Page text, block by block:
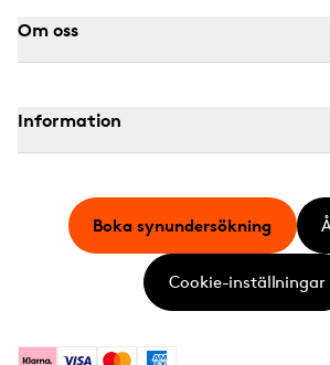
Om oss
Information
KlarnaVisa MastercardAmerican Express
Boka synundersökning
Cookie-inställningar